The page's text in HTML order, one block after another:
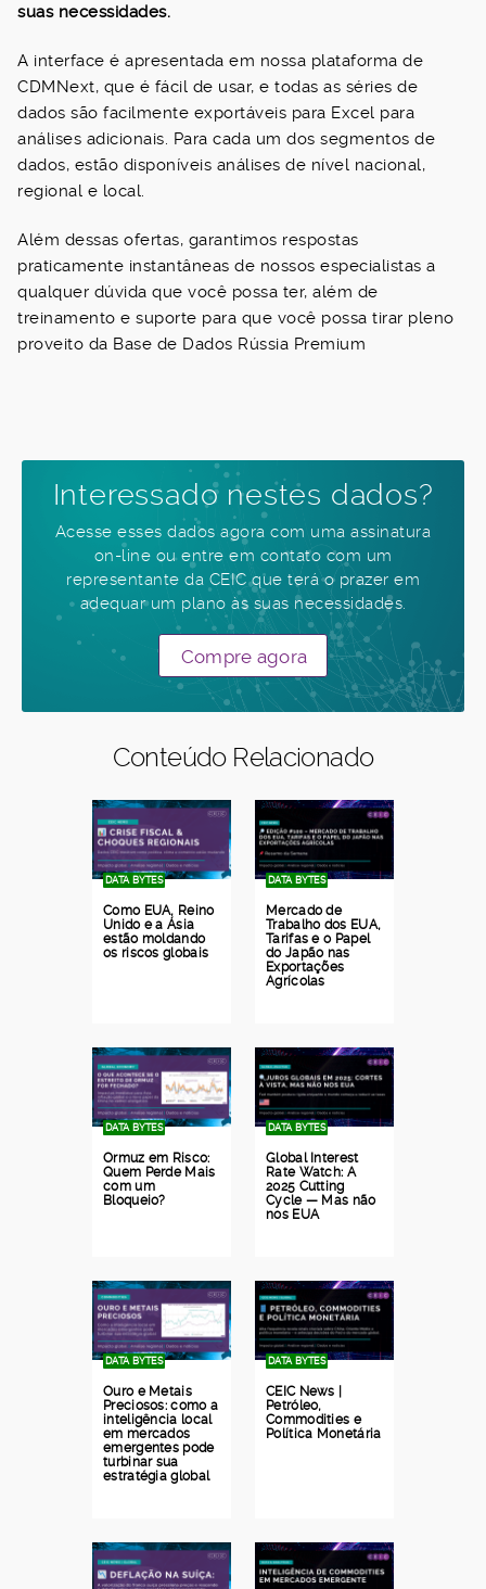
suas necessidades.
A interface é apresentada em nossa plataforma de
CDMNext, que é fácil de usar, e todas as séries de
dados são facilmente exportáveis para Excel para
análises adicionais. Para cada um dos segmentos de
dados, estão disponíveis análises de nível nacional,
regional e local.
Além dessas ofertas, garantimos respostas
praticamente instantâneas de nossos especialistas a
qualquer dúvida que você possa ter, além de
treinamento e suporte para que você possa tirar pleno
proveito da Base de Dados Rússia Premium
Interessado nestes dados?
Acesse esses dados agora com uma assinatura
on-line ou entre em contato com um
representante da CEIC que terá o prazer em
adequar um plano às suas necessidades.
Compre agora
Conteúdo Relacionado
DATA BYTES
Como EUA, Reino
Unido e a Ásia
estão moldando
os riscos globais
DATA BYTES
Mercado de
Trabalho dos EUA,
Tarifas e o Papel
do Japão nas
Exportações
Agrícolas
DATA BYTES
Ormuz em Risco:
Quem Perde Mais
com um
Bloqueio?
DATA BYTES
Global Interest
Rate Watch: A
2025 Cutting
Cycle — Mas não
nos EUA
DATA BYTES
Ouro e Metais
Preciosos: como a
inteligência local
em mercados
emergentes pode
turbinar sua
estratégia global
DATA BYTES
CEIC News |
Petróleo,
Commodities e
Política Monetária